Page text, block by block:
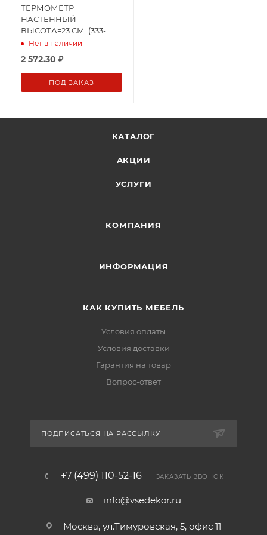
ТЕРМОМЕТР
НАСТЕННЫЙ
ВЫСОТА=23 СМ. (333-
066)Нет в наличии
2 572.30 ₽
ПОД ЗАКАЗ
КАТАЛОГ
АКЦИИ
УСЛУГИ
КОМПАНИЯ
ИНФОРМАЦИЯ
КАК КУПИТЬ МЕБЕЛЬ
Условия оплаты
Условия доставки
Гарантия на товар
Вопрос-ответ
ПОДПИСАТЬСЯ НА РАССЫЛКУ
+7 (499) 110-52-16 ЗАКАЗАТЬ ЗВОНОК
info@vsedekor.ru
Москва, ул.Тимуровская, 5, офис 11